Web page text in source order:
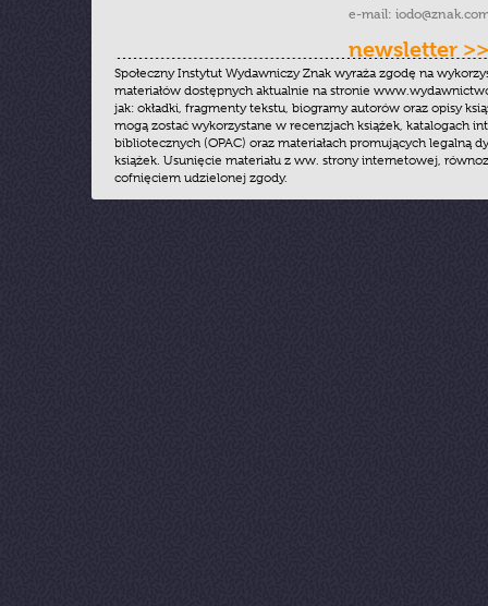
e-mail:
newsletter >>
Społeczny Instytut Wydawniczy Znak wyraża zgodę na
materiałów dostępnych aktualnie na stronie
jak: okładki, fragmenty tekstu, biogramy autorów oraz opisy
mogą zostać wykorzystane w recenzjach książek, katalogach
bibliotecznych (OPAC) oraz materiałach promujących legalną
książek. Usunięcie materiału z ww. strony internetowej,
cofnięciem udzielonej zgody.